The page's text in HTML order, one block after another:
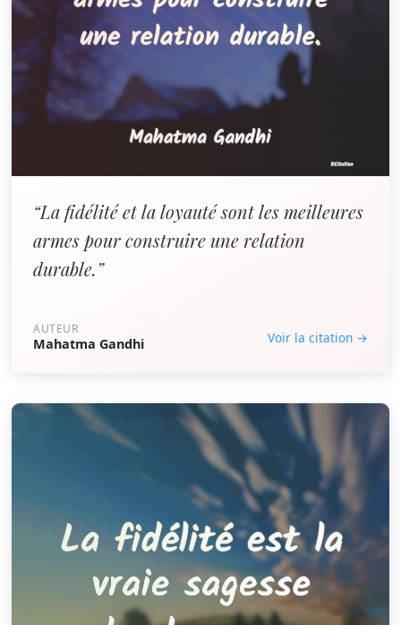
“La fidélité et la loyauté sont les meilleures
armes pour construire une relation
durable.”
AUTEUR
Mahatma Gandhi Voir la citation →